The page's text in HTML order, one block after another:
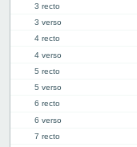
3 recto
3 verso
4 recto
4 verso
5 recto
5 verso
6 recto
6 verso
7 recto